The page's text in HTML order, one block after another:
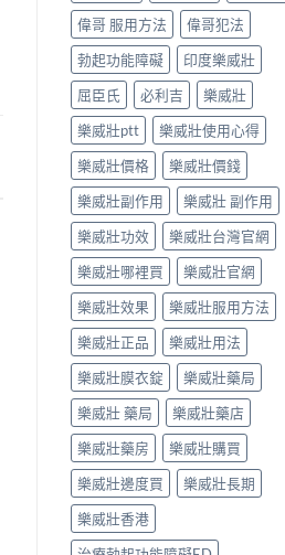
偉哥 服用方法
偉哥犯法
勃起功能障礙
印度樂威壯
屈臣氏
必利吉
樂威壯
樂威壯ptt
樂威壯使用心得
樂威壯價格
樂威壯價錢
樂威壯副作用
樂威壯 副作用
樂威壯功效
樂威壯台灣官網
樂威壯哪裡買
樂威壯官網
樂威壯效果
樂威壯服用方法
樂威壯正品
樂威壯用法
樂威壯膜衣錠
樂威壯藥局
樂威壯 藥局
樂威壯藥店
樂威壯藥房
樂威壯購買
樂威壯邊度買
樂威壯長期
樂威壯香港